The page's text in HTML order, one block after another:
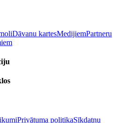
Dāvanu kartesMedijiemPartneru
Privātuma politikaSīkdatņu